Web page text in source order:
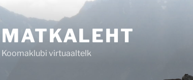
MATKALEHT
Koomaklubi virtuaaltelk